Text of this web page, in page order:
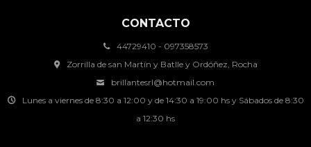
CONTACTO
44729410 - 097358573
Zorrilla de san Martín y Batlle y Ordóñez, Rocha
brillantesrl@hotmail.com
Lunes a viernes de 8:30 a 12:00 y de 14:30 a 19:00 hs y Sábados de 8:30
a 12:30 hs